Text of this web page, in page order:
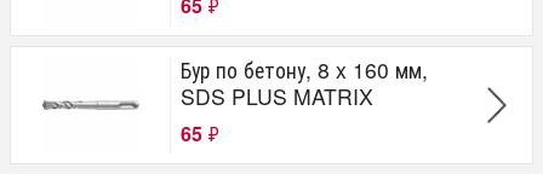
Бур по бетону, 8 x 160 мм,
SDS PLUS MATRIX
65 ₽